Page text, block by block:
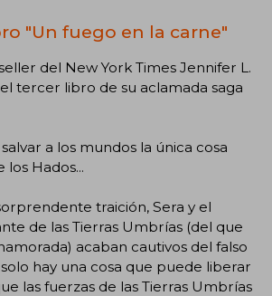
"Un fuego en la carne"
del New York Times Jennifer L.
tercer libro de su aclamada saga
a los mundos la única cosa
Hados...
traición, Sera y el
de las Tierras Umbrías (del que
acaban cautivos del falso
solo hay una cosa que puede liberar
las fuerzas de las Tierras Umbrías